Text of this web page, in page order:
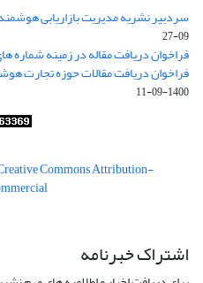
سردبیر نشریه مدیریت بازاریابی
09-27
فراخوان دریافت مقاله در زمینه شماره
فراخوان دریافت مقالات حوزه تجارت
1400-09-11
Commons Attribution-
اشتراک خبرنامه